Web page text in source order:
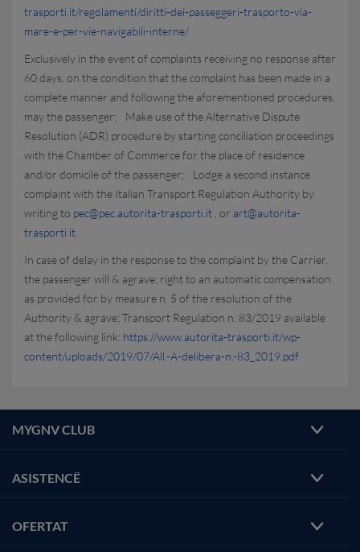
trasporti.it/regolamenti/diritti-dei-passeggeri-trasporto-via-
mare-e-per-vie-navigabili-interne/
Exclusively in the event of complaints receiving no response after
60 days, on the condition that the complaint has been made in a
complete manner and following the aforementioned procedures,
may the passenger: Make use of the Alternative Dispute
Resolution (ADR) procedure by starting conciliation proceedings
with the Chamber of Commerce for the place of residence
and/or domicile of the passenger; Lodge a second instance
complaint with the Italian Transport Regulation Authority by
writing to pec@pec.autorita-trasporti.it , or art@autorita-
trasporti.it
In case of delay in the response to the complaint by the Carrier,
the passenger will & agrave; right to an automatic compensation
as provided for by measure n. 5 of the resolution of the
Authority & agrave; Transport Regulation n. 83/2019 available
at the following link: https://www.autorita-trasporti.it/wp-
content/uploads/2019/07/All.-A-delibera-n.-83_2019.pdf
MYGNV CLUB
ASISTENCË
OFERTAT